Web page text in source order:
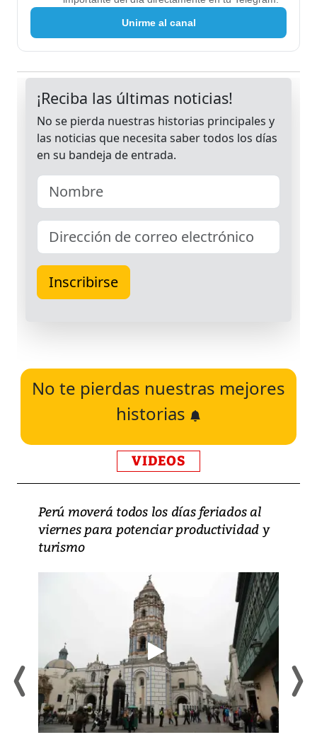
Unirme al canal
No te pierdas nuestras mejores
historias
VIDEOS
Perú moverá todos los días feriados al
viernes para potenciar productividad y
turismo